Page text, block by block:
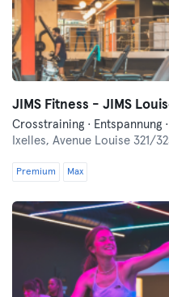
JIMS Fitness - JIMS
Crosstraining · Entspannung
Ixelles, Avenue Louise 321/
Premium Max